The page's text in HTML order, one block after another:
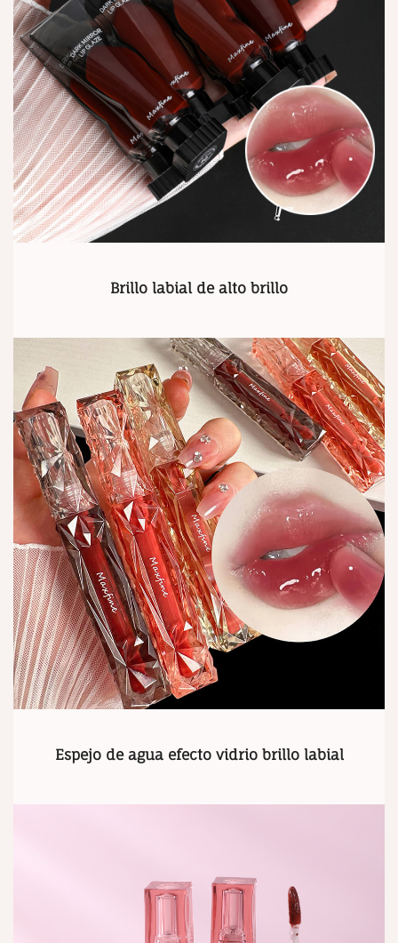
Brillo labial de alto brillo
Espejo de agua efecto vidrio brillo labial